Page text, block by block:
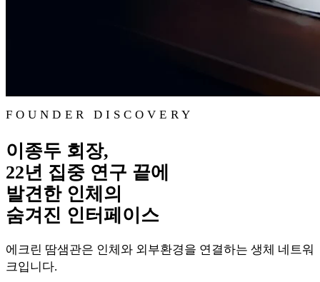
FOUNDER DISCOVERY
이종두 회장,
22년 집중 연구 끝에
발견한 인체의
숨겨진 인터페이스
에크린 땀샘관은 인체와 외부환경을 연결하는 생체 네트워
크입니다.